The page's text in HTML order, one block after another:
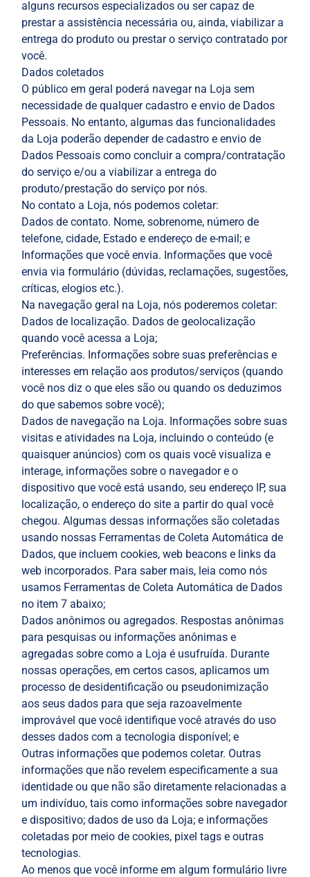
alguns recursos especializados ou ser capaz de
prestar a assistência necessária ou, ainda, viabilizar a
entrega do produto ou prestar o serviço contratado por
você.
Dados coletados
O público em geral poderá navegar na Loja sem
necessidade de qualquer cadastro e envio de Dados
Pessoais. No entanto, algumas das funcionalidades
da Loja poderão depender de cadastro e envio de
Dados Pessoais como concluir a compra/contratação
do serviço e/ou a viabilizar a entrega do
produto/prestação do serviço por nós.
No contato a Loja, nós podemos coletar:
Dados de contato. Nome, sobrenome, número de
telefone, cidade, Estado e endereço de e-mail; e
Informações que você envia. Informações que você
envia via formulário (dúvidas, reclamações, sugestões,
críticas, elogios etc.).
Na navegação geral na Loja, nós poderemos coletar:
Dados de localização. Dados de geolocalização
quando você acessa a Loja;
Preferências. Informações sobre suas preferências e
interesses em relação aos produtos/serviços (quando
você nos diz o que eles são ou quando os deduzimos
do que sabemos sobre você);
Dados de navegação na Loja. Informações sobre suas
visitas e atividades na Loja, incluindo o conteúdo (e
quaisquer anúncios) com os quais você visualiza e
interage, informações sobre o navegador e o
dispositivo que você está usando, seu endereço IP, sua
localização, o endereço do site a partir do qual você
chegou. Algumas dessas informações são coletadas
usando nossas Ferramentas de Coleta Automática de
Dados, que incluem cookies, web beacons e links da
web incorporados. Para saber mais, leia como nós
usamos Ferramentas de Coleta Automática de Dados
no item 7 abaixo;
Dados anônimos ou agregados. Respostas anônimas
para pesquisas ou informações anônimas e
agregadas sobre como a Loja é usufruída. Durante
nossas operações, em certos casos, aplicamos um
processo de desidentificação ou pseudonimização
aos seus dados para que seja razoavelmente
improvável que você identifique você através do uso
desses dados com a tecnologia disponível; e
Outras informações que podemos coletar. Outras
informações que não revelem especificamente a sua
identidade ou que não são diretamente relacionadas a
um indivíduo, tais como informações sobre navegador
e dispositivo; dados de uso da Loja; e informações
coletadas por meio de cookies, pixel tags e outras
tecnologias.
Ao menos que você informe em algum formulário livre